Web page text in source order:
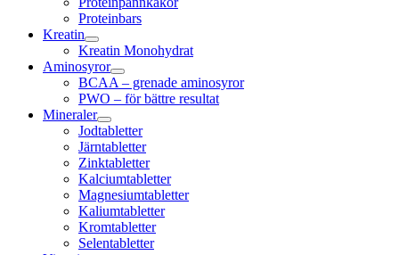
Proteinbars
Kreatin
Kreatin Monohydrat
Aminosyror
BCAA – grenade aminosyror
PWO – för bättre resultat
Mineraler
Jodtabletter
Järntabletter
Zinktabletter
Kalciumtabletter
Magnesiumtabletter
Kaliumtabletter
Kromtabletter
Selentabletter